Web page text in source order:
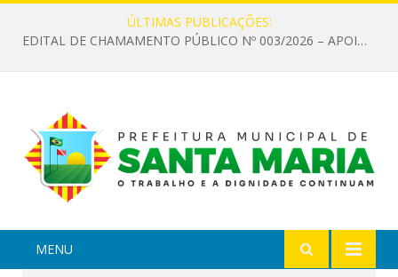
ÚLTIMAS PUBLICAÇÕES:
EDITAL DE CHAMAMENTO PÚBLICO Nº 003/2026 – APOIO À INFRAESTRUTURA CULTURAL
MENU